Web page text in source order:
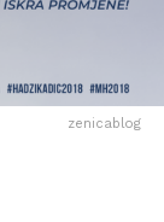
zenicablog